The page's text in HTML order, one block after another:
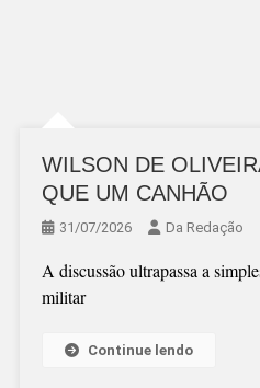
WILSON DE
QUE UM CANHÃO
31/07/2026 Da Redação
A discussão ultrapassa a
militar
Continue lendo